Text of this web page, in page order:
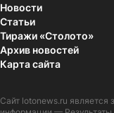
Новости
Статьи
Тиражи «Столото»
Архив новостей
Карта сайта
Сайт lotonews.ru является